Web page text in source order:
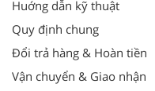
Huớng dẫn kỹ thuật
Quy định chung
Đổi trả hàng & Hoàn tiền
Vận chuyển & Giao nhận